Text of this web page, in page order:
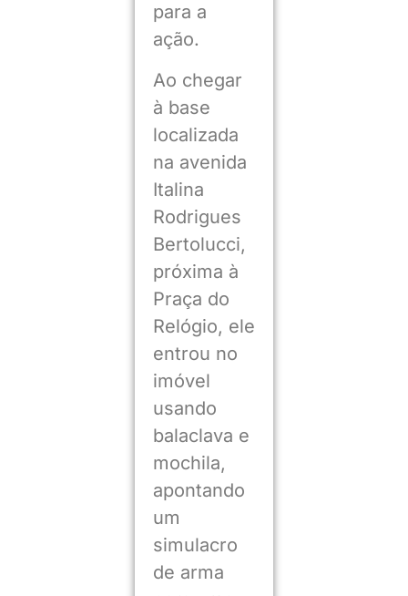
para a
ação.
Ao chegar
à base
localizada
na avenida
Italina
Rodrigues
Bertolucci,
próxima à
Praça do
Relógio, ele
entrou no
imóvel
usando
balaclava e
mochila,
apontando
um
simulacro
de arma